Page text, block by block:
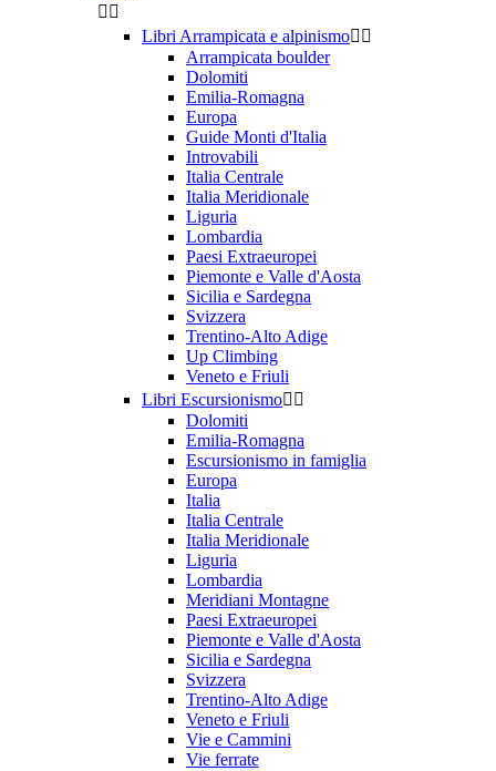
 
Libri Arrampicata e alpinismo 
Arrampicata boulder
Dolomiti
Emilia-Romagna
Europa
Guide Monti d'Italia
Introvabili
Italia Centrale
Italia Meridionale
Liguria
Lombardia
Paesi Extraeuropei
Piemonte e Valle d'Aosta
Sicilia e Sardegna
Svizzera
Trentino-Alto Adige
Up Climbing
Veneto e Friuli
Libri Escursionismo 
Dolomiti
Emilia-Romagna
Escursionismo in famiglia
Europa
Italia
Italia Centrale
Italia Meridionale
Liguria
Lombardia
Meridiani Montagne
Paesi Extraeuropei
Piemonte e Valle d'Aosta
Sicilia e Sardegna
Svizzera
Trentino-Alto Adige
Veneto e Friuli
Vie e Cammini
Vie ferrate